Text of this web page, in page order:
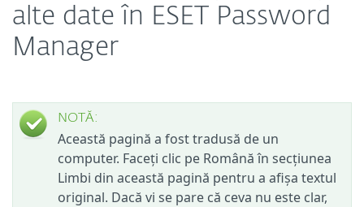
alte date în ESET Password
Manager
NOTĂ:
Această pagină a fost tradusă de un
computer. Faceți clic pe Română în secțiunea
Limbi din această pagină pentru a afișa textul
original. Dacă vi se pare că ceva nu este clar,